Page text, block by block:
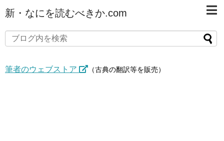
新・なにを読むべきか.com
筆者のウェブストア （古典の翻訳等を販売）